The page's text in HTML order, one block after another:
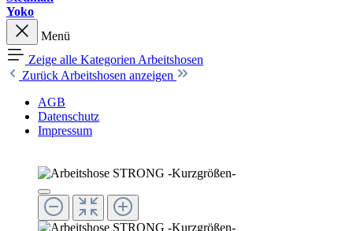
Yoko
Menü
Zeige alle Kategorien Arbeitshosen
Zurück Arbeitshosen anzeigen
AGB
Datenschutz
Impressum